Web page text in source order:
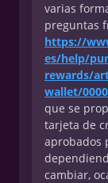
varias
preguntas
https://
es/help/
rewards/
wallet/
que se
tarjeta de
aprobados
cambiar,